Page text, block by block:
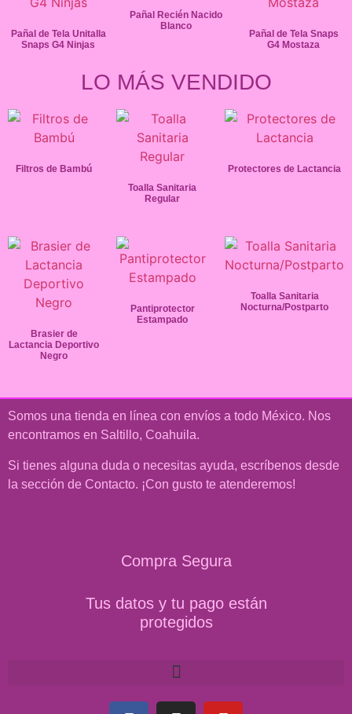
Pañal de Tela Unitalla
Snaps G4 Ninjas
Pañal Recién Nacido
Blanco
Pañal de Tela Snaps
G4 Mostaza
LO MÁS VENDIDO
Filtros de Bambú
Toalla Sanitaria
Regular
Protectores de Lactancia
Brasier de
Lactancia Deportivo
Negro
Pantiprotector
Estampado
Toalla Sanitaria
Nocturna/Postparto
Somos una tienda en línea con envíos a todo México. Nos
encontramos en Saltillo, Coahuila.
Si tienes alguna duda o necesitas ayuda, escríbenos desde
la sección de Contacto. ¡Con gusto te atenderemos!
Compra Segura
Tus datos y tu pago están
protegidos